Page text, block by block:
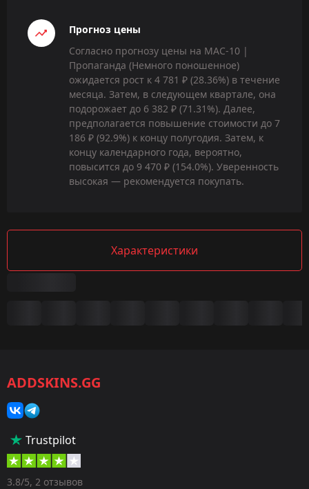
Прогноз цены
Согласно прогнозу цены на MAC-10 |
Пропаганда (Немного поношенное)
ожидается рост к 4 781 ₽ (28.36%) в течение
месяца. Затем, в следующем квартале, она
подорожает до 6 382 ₽ (71.31%). Далее,
предполагается повышение стоимости до 7
186 ₽ (92.9%) к концу полугодия. Затем, к
концу календарного года, вероятно,
повысится до 9 470 ₽ (154.0%). Уверенность
высокая — рекомендуется покупать.
Характеристики
Категория:
Скины
Пистолеты-пулемёты
Оружие:
ADDSKINS.GG
Trustpilot
3.8/5, 2 отзывов